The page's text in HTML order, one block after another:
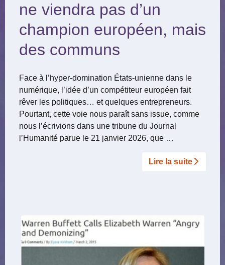
ne viendra pas d’un
champion européen, mais
des communs
Face à l’hyper-domination États-unienne dans le
numérique, l’idée d’un compétiteur européen fait
rêver les politiques… et quelques entrepreneurs.
Pourtant, cette voie nous paraît sans issue, comme
nous l’écrivions dans une tribune du Journal
l’Humanité parue le 21 janvier 2026, que …
Lire la suite­­